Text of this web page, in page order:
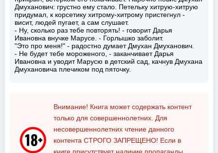
Дмуханович: грустно ему стало. Петельку хитрую-хитрую
придумал, к корсетику хитрому-хитрому пристегнул -
висит, людей пугает, а сам слушает.
- Ну, сколько раз тебе повторять! - говорит Дарья
Ивановна внучке Марусе. - Горлышко заболит.
"Это про меня!" - радостно думает Дмухан Дмуханович.
- Не будет тебе мороженого, - заканчивает Дарья
Ивановна и уводит Марусю в детский сад, качнув Дмухана
Дмухановича плечиком под пяточку.
Внимание! Книга может содержать контент
только для совершеннолетних. Для
несовершеннолетних чтение данного
контента СТРОГО ЗАПРЕЩЕНО! Если в